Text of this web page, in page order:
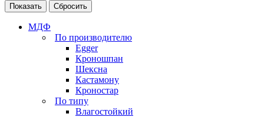
Сбросить
МДФ
По производителю
Egger
Кроношпан
Шексна
Кастамону
Кроностар
По типу
Влагостойкий